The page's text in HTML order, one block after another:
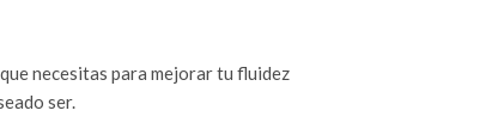
necesitas para mejorar tu fluidez
ser.